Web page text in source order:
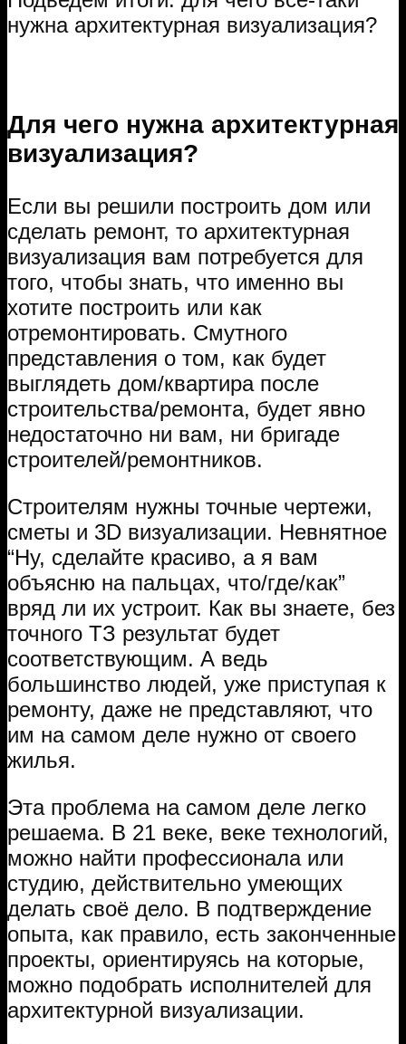
нужна архитектурная визуализация?
Для чего нужна архитектурная
визуализация?
Если вы решили построить дом или
сделать ремонт, то архитектурная
визуализация вам потребуется для
того, чтобы знать, что именно вы
хотите построить или как
отремонтировать. Смутного
представления о том, как будет
выглядеть дом/квартира после
строительства/ремонта, будет явно
недостаточно ни вам, ни бригаде
строителей/ремонтников.
Строителям нужны точные чертежи,
сметы и 3D визуализации. Невнятное
“Ну, сделайте красиво, а я вам
объясню на пальцах, что/где/как”
вряд ли их устроит. Как вы знаете, без
точного ТЗ результат будет
соответствующим. А ведь
большинство людей, уже приступая к
ремонту, даже не представляют, что
им на самом деле нужно от своего
жилья.
Эта проблема на самом деле легко
решаема. В 21 веке, веке технологий,
можно найти профессионала или
студию, действительно умеющих
делать своё дело. В подтверждение
опыта, как правило, есть законченные
проекты, ориентируясь на которые,
можно подобрать исполнителей для
архитектурной визуализации.